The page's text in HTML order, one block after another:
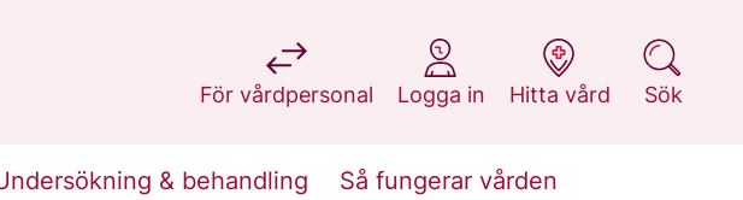
För vårdpersonal
på 1177.se
Logga in
på 1177.se
Hitta vård
på 1177.se
Sök
på 1177.se
& behandling Så fungerar vården